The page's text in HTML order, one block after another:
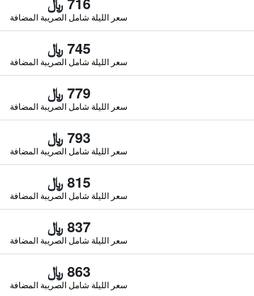
سعر الليلة شامل الصريبة المضافة
745 ﷼
سعر الليلة شامل الصريبة المضافة
779 ﷼
سعر الليلة شامل الصريبة المضافة
793 ﷼
سعر الليلة شامل الصريبة المضافة
815 ﷼
سعر الليلة شامل الصريبة المضافة
837 ﷼
سعر الليلة شامل الصريبة المضافة
863 ﷼
سعر الليلة شامل الصريبة المضافة